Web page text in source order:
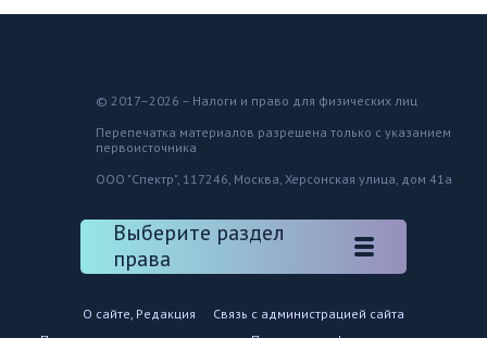
© 2017–2026 – Налоги и право для физических лиц
Перепечатка материалов разрешена только с указанием
первоисточника
ООО "Спектр", 117246, Москва, Херсонская улица, дом 41а
Выберите раздел
права
О сайте, Редакция
Связь с администрацией сайта